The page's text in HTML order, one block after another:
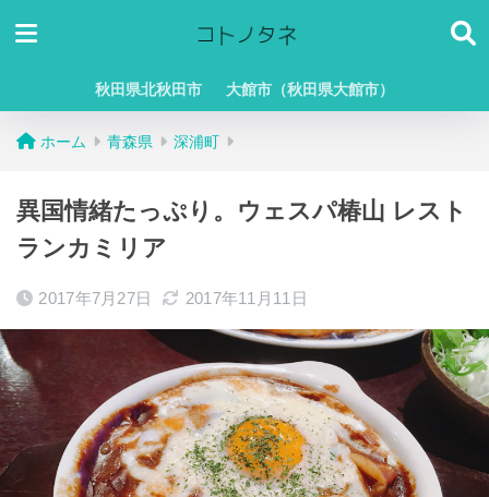
秋田県北秋田市 大館市（秋田県大館市）
ホーム 青森県 深浦町
異国情緒たっぷり。ウェスパ椿山 レスト
ランカミリア
2017年7月27日 2017年11月11日